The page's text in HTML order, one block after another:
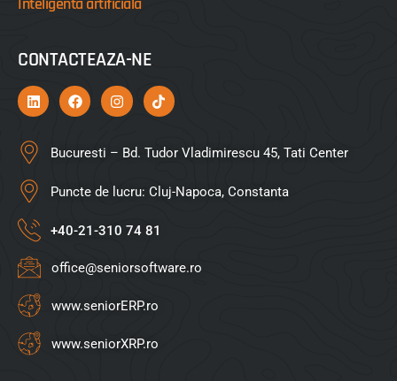
CONTACTEAZA-NE
Bucuresti – Bd. Tudor Vladimirescu 45, Tati Center
Puncte de lucru: Cluj-Napoca, Constanta
+40-21-310 74 81
office@seniorsoftware.ro
www.seniorERP.ro
www.seniorXRP.ro